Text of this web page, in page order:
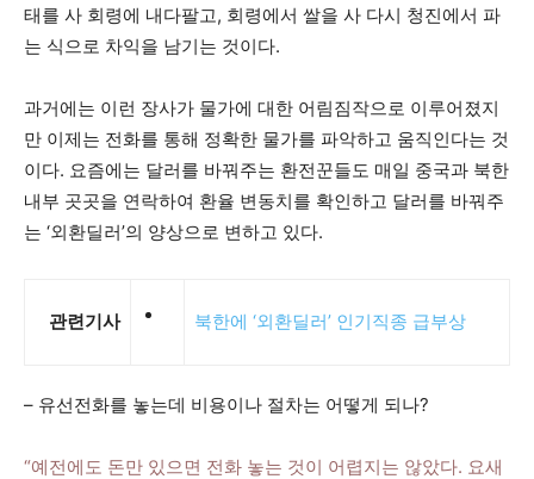
태를 사 회령에 내다팔고, 회령에서 쌀을 사 다시 청진에서 파
는 식으로 차익을 남기는 것이다.
과거에는 이런 장사가 물가에 대한 어림짐작으로 이루어졌지
만 이제는 전화를 통해 정확한 물가를 파악하고 움직인다는 것
이다. 요즘에는 달러를 바꿔주는 환전꾼들도 매일 중국과 북한
내부 곳곳을 연락하여 환율 변동치를 확인하고 달러를 바꿔주
는 ‘외환딜러’의 양상으로 변하고 있다.
관련기사 북한에 ‘외환딜러’ 인기직종 급부상
– 유선전화를 놓는데 비용이나 절차는 어떻게 되나?
“예전에도 돈만 있으면 전화 놓는 것이 어렵지는 않았다. 요새